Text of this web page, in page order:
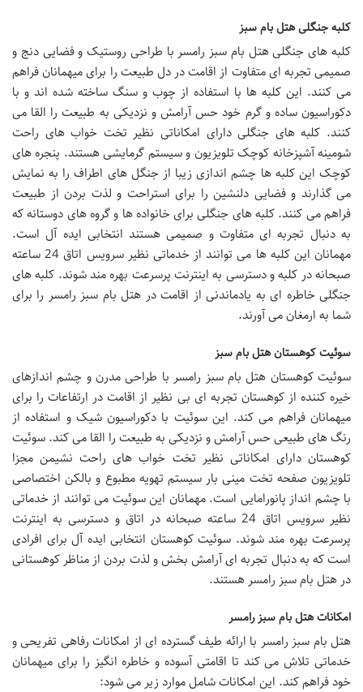
کلبه جنگلی هتل بام سبز
کلبه های جنگلی هتل بام سبز رامسر با طراحی روستیک و فضایی دنج و
صمیمی تجربه ای متفاوت از اقامت در دل طبیعت را برای میهمانان فراهم
می کنند. این کلبه ها با استفاده از چوب و سنگ ساخته شده اند و با
دکوراسیون ساده و گرم خود حس آرامش و نزدیکی به طبیعت را القا می
کنند. کلبه های جنگلی دارای امکاناتی نظیر تخت خواب های راحت
شومینه آشپزخانه کوچک تلویزیون و سیستم گرمایشی هستند. پنجره های
کوچک این کلبه ها چشم اندازی زیبا از جنگل های اطراف را به نمایش
می گذارند و فضایی دلنشین را برای استراحت و لذت بردن از طبیعت
فراهم می کنند. کلبه های جنگلی برای خانواده ها و گروه های دوستانه که
به دنبال تجربه ای متفاوت و صمیمی هستند انتخابی ایده آل است.
مهمانان این کلبه ها می توانند از خدماتی نظیر سرویس اتاق 24 ساعته
صبحانه در کلبه و دسترسی به اینترنت پرسرعت بهره مند شوند. کلبه های
جنگلی خاطره ای به یادماندنی از اقامت در هتل بام سبز رامسر را برای
شما به ارمغان می آورند.
سوئیت کوهستان هتل بام سبز
سوئیت کوهستان هتل بام سبز رامسر با طراحی مدرن و چشم اندازهای
خیره کننده از کوهستان تجربه ای بی نظیر از اقامت در ارتفاعات را برای
میهمانان فراهم می کند. این سوئیت با دکوراسیون شیک و استفاده از
رنگ های طبیعی حس آرامش و نزدیکی به طبیعت را القا می کند. سوئیت
کوهستان دارای امکاناتی نظیر تخت خواب های راحت نشیمن مجزا
تلویزیون صفحه تخت مینی بار سیستم تهویه مطبوع و بالکن اختصاصی
با چشم انداز پانورامایی است. مهمانان این سوئیت می توانند از خدماتی
نظیر سرویس اتاق 24 ساعته صبحانه در اتاق و دسترسی به اینترنت
پرسرعت بهره مند شوند. سوئیت کوهستان انتخابی ایده آل برای افرادی
است که به دنبال تجربه ای آرامش بخش و لذت بردن از مناظر کوهستانی
در هتل بام سبز رامسر هستند.
امکانات هتل بام سبز رامسر
هتل بام سبز رامسر با ارائه طیف گسترده ای از امکانات رفاهی تفریحی و
خدماتی تلاش می کند تا اقامتی آسوده و خاطره انگیز را برای میهمانان
خود فراهم کند. این امکانات شامل موارد زیر می شود: